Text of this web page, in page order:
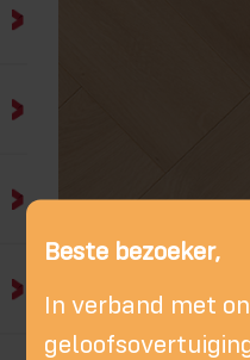
Beste bezoeker,
In verband met